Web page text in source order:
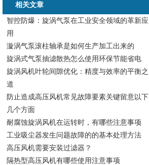
相关文章
智控防爆：旋涡气泵在工业安全领域的革新应
用
漩涡气泵滚柱轴承是如何生产加工出来的
旋涡式气泵抽滤散热怎么使用环保节能省电
旋涡风机叶轮间隙优化：精度与效率的平衡之
道
防止造成高压风机常见故障要素关键留意以下
几个方面
耐腐蚀旋涡风机在运转时，有哪些注意事项
工业吸尘器发生问题故障的的基本处理方法
高压风机需要安装过滤器？
隔热型高压风机有哪些使用注意事项